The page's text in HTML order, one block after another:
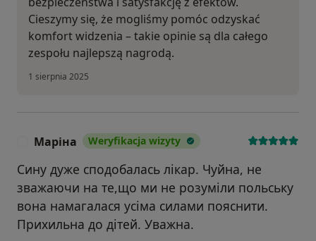
Cieszymy się, że mogliśmy pomóc odzyskać
komfort widzenia – takie opinie są dla całego
zespołu najlepszą nagrodą.
1 sierpnia 2025
Маріна Weryfikacja wizyty
Сину дуже сподобалась лікар. Чуйна, не
зважаючи на те,що ми не розуміли польську
вона намагалася усіма силами пояснити.
Прихильна до дітей. Уважна.